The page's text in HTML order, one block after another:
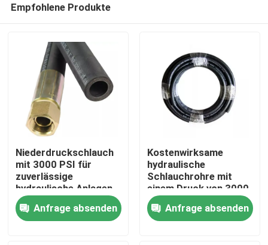
Zu Hause
Empfohlene Produkte
Niederdruckschlauch
mit 3000 PSI für
zuverlässige
hydraulische Anlagen
Anfrage absenden
Kostenwirksame
hydraulische
Schlauchrohre mit
einem Druck von 3000
PSI
Anfrage absenden